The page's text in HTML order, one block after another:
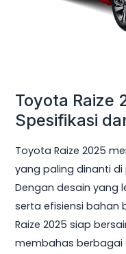
Toyota Raize
Spesifikasi
Toyota Raize 2025
yang paling dinanti
Dengan desain yang
serta efisiensi bahan
Raize 2025 siap
membahas berbagai